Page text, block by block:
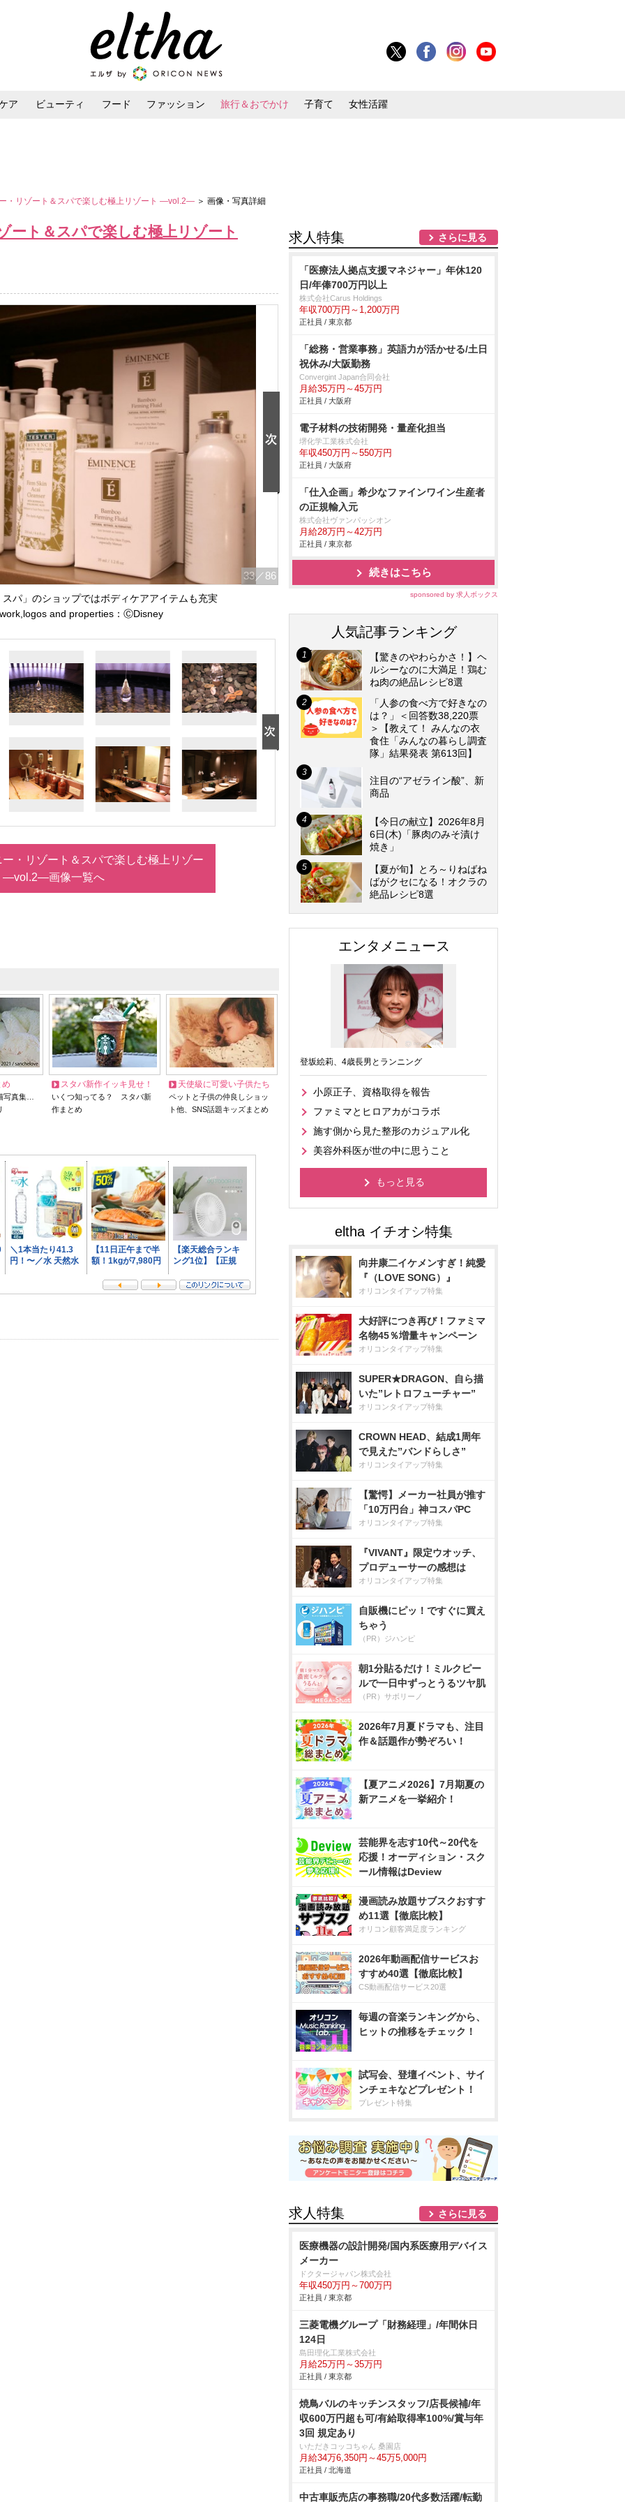
ア ビューティ フード ファッション 旅行＆おでかけ 子育て 女性活躍
・リゾート＆スパで楽しむ極上リゾート ―vol.2― ＞ 画像・写真詳細
ート＆スパで楽しむ極上リゾート
33／86
パ」のショップではボディケアアイテムも充実
and properties：ⒸDisney
・リゾート＆スパで楽しむ極上リゾー
―vol.2―画像一覧へ
め
写真集…
スタバ新作イッキ見せ！
いくつ知ってる？ スタバ新
作まとめ
天使級に可愛い子供たち
ペットと子供の仲良しショッ
ト他、SNS話題キッズまとめ
求人特集 さらに見る
「医療法人拠点支援マネジャー」年休120
日/年俸700万円以上
株式会社Carus Holdings
年収700万円～1,200万円
正社員 / 東京都
「総務・営業事務」英語力が活かせる/土日
祝休み/大阪勤務
Convergint Japan合同会社
月給35万円～45万円
正社員 / 大阪府
電子材料の技術開発・量産化担当
堺化学工業株式会社
年収450万円～550万円
正社員 / 大阪府
「仕入企画」希少なファインワイン生産者
の正規輸入元
株式会社ヴァンパッシオン
月給28万円～42万円
正社員 / 東京都
続きはこちら
sponsored by 求人ボックス
人気記事ランキング
【驚きのやわらかさ！】ヘ
ルシーなのに大満足！鶏む
ね肉の絶品レシピ8選
「人参の食べ方で好きなの
は？」＜回答数38,220票
＞【教えて！ みんなの衣
食住「みんなの暮らし調査
隊」結果発表 第613回】
注目の“アゼライン酸”、新
商品
【今日の献立】2026年8月
6日(木)「豚肉のみそ漬け
焼き」
【夏が旬】とろ～りねばね
ばがクセになる！オクラの
絶品レシピ8選
エンタメニュース
登坂絵莉、4歳長男とランニング
小原正子、資格取得を報告
ファミマとヒロアカがコラボ
施す側から見た整形のカジュアル化
美容外科医が世の中に思うこと
もっと見る
向井康二イケメンすぎ！純愛
『（LOVE SONG）』
オリコンタイアップ特集
大好評につき再び！ファミマ
名物45％増量キャンペーン
オリコンタイアップ特集
SUPER★DRAGON、自ら描
いた”レトロフューチャー”
オリコンタイアップ特集
CROWN HEAD、結成1周年
で見えた”バンドらしさ”
オリコンタイアップ特集
【驚愕】メーカー社員が推す
「10万円台」神コスパPC
オリコンタイアップ特集
『VIVANT』限定ウオッチ、
プロデューサーの感想は
オリコンタイアップ特集
自販機にピッ！ですぐに買え
ちゃう
（PR）ジハンピ
朝1分貼るだけ！ミルクピー
ルで一日中ずっとうるツヤ肌
（PR）サボリーノ
2026年7月夏ドラマも、注目
作＆話題作が勢ぞろい！
【夏アニメ2026】7月期夏の
新アニメを一挙紹介！
芸能界を志す10代～20代を
応援！オーディション・スク
ール情報はDeview
漫画読み放題サブスクおすす
め11選【徹底比較】
オリコン顧客満足度ランキング
2026年動画配信サービスお
すすめ40選【徹底比較】
CS動画配信サービス20選
毎週の音楽ランキングから、
ヒットの推移をチェック！
試写会、登壇イベント、サイ
ンチェキなどプレゼント！
プレゼント特集
求人特集 さらに見る
医療機器の設計開発/国内系医療用デバイス
メーカー
ドクタージャパン株式会社
年収450万円～700万円
正社員 / 東京都
三菱電機グループ「財務経理」/年間休日
124日
島田理化工業株式会社
月給25万円～35万円
正社員 / 東京都
焼鳥バルのキッチンスタッフ/店長候補/年
収600万円超も可/有給取得率100%/賞与年
3回 規定あり
いただきコッコちゃん 桑園店
月給34万6,350円～45万5,000円
正社員 / 北海道
中古車販売店の事務職/20代多数活躍/転勤